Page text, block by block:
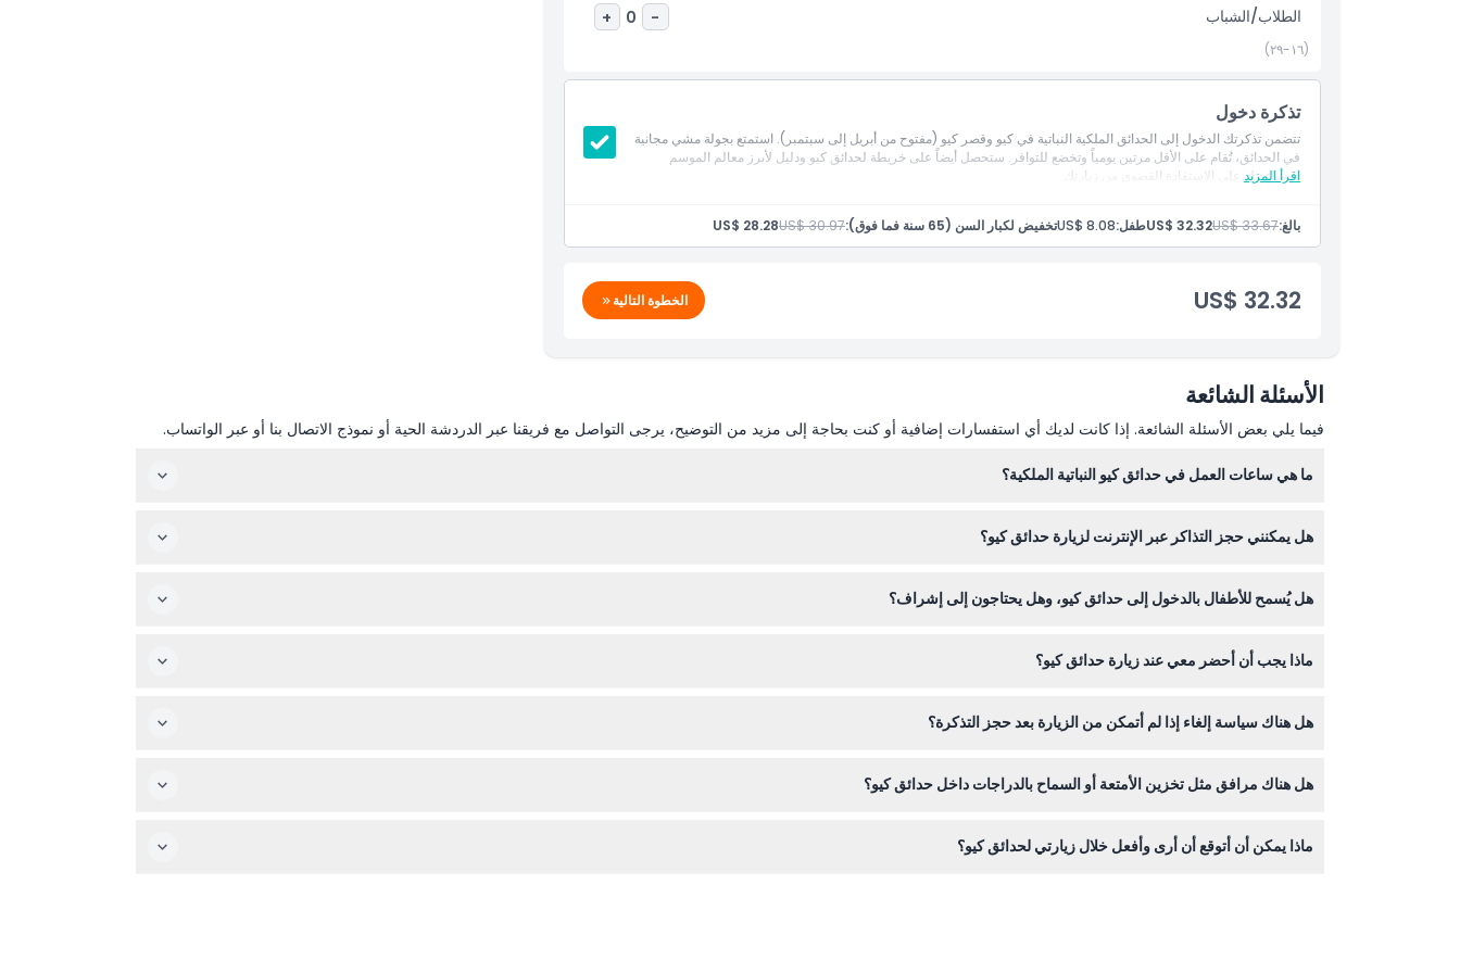
الاستثناءات
ما يجب معرفته
سياسة الإلغاء
الطلاب/الشباب -
0
+
(١٦-٢٩)
تذكرة دخول
تتضمن تذكرتك الدخول إلى الحدائق الملكية النباتية في كيو وقصر كيو (مفتوح من أبريل إلى سبتمبر). استمتع بجولة مشي مجانية
في الحدائق، تُقام على الأقل مرتين يومياً وتخضع للتوافر. ستحصل أيضاً على خريطة لحدائق كيو ودليل لأبرز معالم الموسم
لمساعدتك على الاستفادة القصوى من زيارتك.
اقرأ المزيد
بالغ:US$ 33.67
US$ 32.32طفل:US$ 8.08تخفيض لكبار السن (65 سنة فما فوق): US$ 30.97
US$ 28.28
US$ 32.32 الخطوة التالية
الأسئلة الشائعة
فيما يلي بعض الأسئلة الشائعة. إذا كانت لديك أي استفسارات إضافية أو كنت بحاجة إلى مزيد من التوضيح، يرجى التواصل مع فريقنا عبر الدردشة الحية أو نموذج الاتصال بنا أو عبر الواتساب.
ما هي ساعات العمل في حدائق كيو النباتية الملكية؟
من مراجعة الموقع الرسمي للحصول على أحدث الأوقات قبل زيارتك (قد تتغير — يرجى التأكيد عند الحجز).
هل يمكنني حجز التذاكر عبر الإنترنت لزيارة حدائق كيو؟
هل يُسمح للأطفال بالدخول إلى حدائق كيو، وهل يحتاجون إلى إشراف؟
ماذا يجب أن أحضر معي عند زيارة حدائق كيو؟
هل هناك سياسة إلغاء إذا لم أتمكن من الزيارة بعد حجز التذكرة؟
هل هناك مرافق مثل تخزين الأمتعة أو السماح بالدراجات داخل حدائق كيو؟
ماذا يمكن أن أتوقع أن أرى وأفعل خلال زيارتي لحدائق كيو؟